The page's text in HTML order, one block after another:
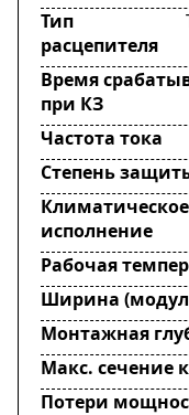
Тип
расцепителя
Время
при КЗ
Частота тока
Степень
Климатическое
исполнение
Рабочая
Ширина
Монтажная
Макс. сечение
Потери